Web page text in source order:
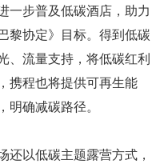
一步普及低碳酒店，助力
黎协定》目标。得到低碳
、流量支持，将低碳红利
携程也将提供可再生能
确减碳路径。
还以低碳主题露营方式，